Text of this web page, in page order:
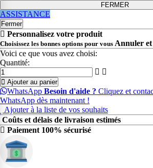
FERMER
ASSISTANCE
Fermer
Personnalisez votre produit
Choisissez les bonnes options pour vous Annuler
Voici ce que vous avez choisi:
Quantité:
Ajouter au panier
WhatsApp Besoin d'aide ? Cliquez et
WhatsApp dès maintenant !
Ajouter à la liste de vos souhaits
Coûts et délais de livraison estimés
Paiement 100% sécurisé